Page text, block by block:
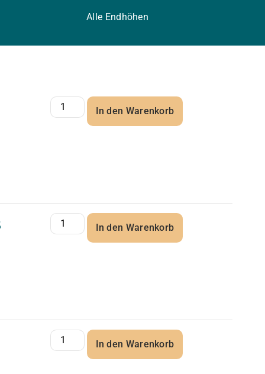
Alle Endhöhen
In den Warenkorb
In den Warenkorb
In den Warenkorb